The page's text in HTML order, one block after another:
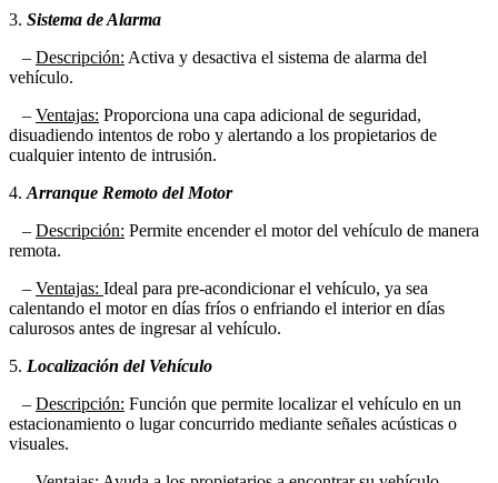
3. Sistema de Alarma
– Descripción: Activa y desactiva el sistema de alarma del
vehículo.
– Ventajas: Proporciona una capa adicional de seguridad,
disuadiendo intentos de robo y alertando a los propietarios de
cualquier intento de intrusión.
4. Arranque Remoto del Motor
– Descripción: Permite encender el motor del vehículo de manera
remota.
– Ventajas: Ideal para pre-acondicionar el vehículo, ya sea
calentando el motor en días fríos o enfriando el interior en días
calurosos antes de ingresar al vehículo.
5. Localización del Vehículo
– Descripción: Función que permite localizar el vehículo en un
estacionamiento o lugar concurrido mediante señales acústicas o
visuales.